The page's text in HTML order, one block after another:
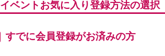
イベントお気に入り登録方法の選択
すでに会員登録がお済みの方